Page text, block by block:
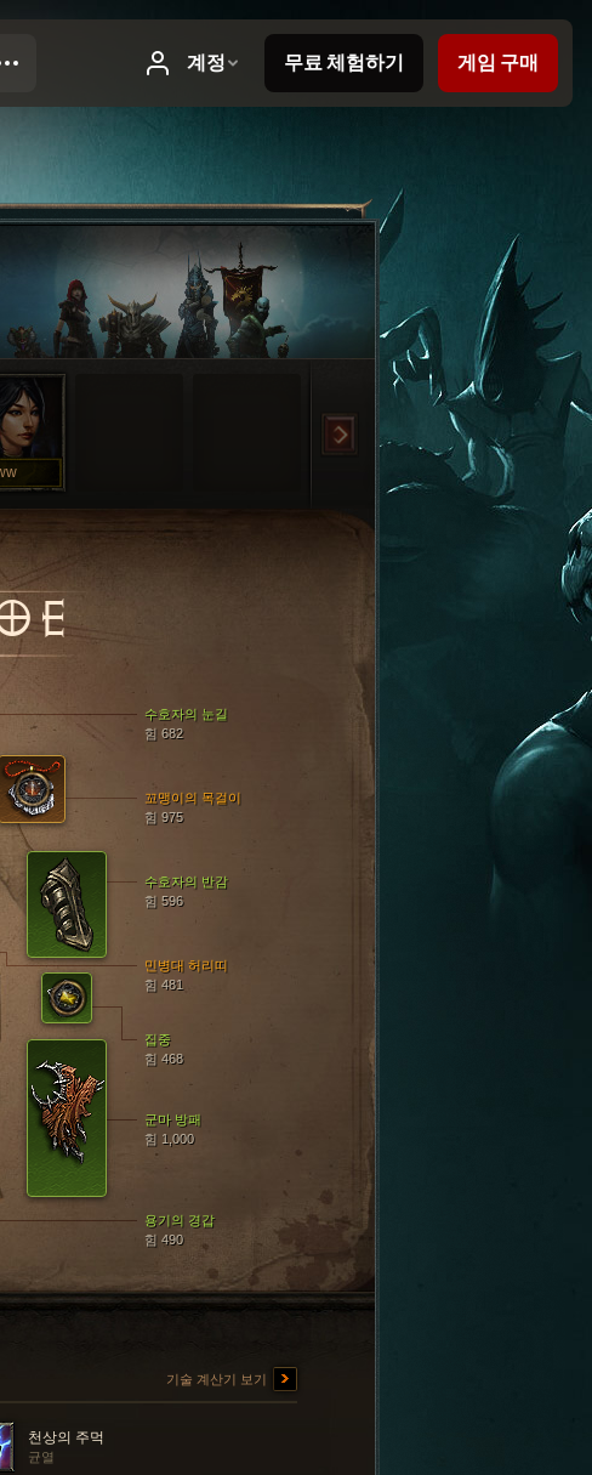
수호자의 눈길
힘 682
용기의 경갑
힘 490
수호자의 반감
힘 596
군마 방패
힘 1,000
민병대 허리띠
힘 481
집중
힘 468
꼬맹이의 목걸이
힘 975
기술 계산기 보기
천상의 주먹
균열